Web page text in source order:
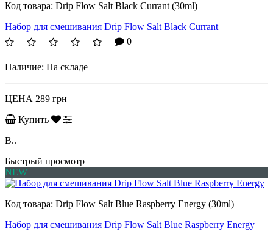
Код товара: Drip Flow Salt Black Currant (30ml)
Набор для смешивания Drip Flow Salt Black Currant
0
Наличие: На складе
ЦЕНА 289 грн
Купить
B..
Быстрый просмотр
NEW
Код товара: Drip Flow Salt Blue Raspberry Energy (30ml)
Набор для смешивания Drip Flow Salt Blue Raspberry Energy